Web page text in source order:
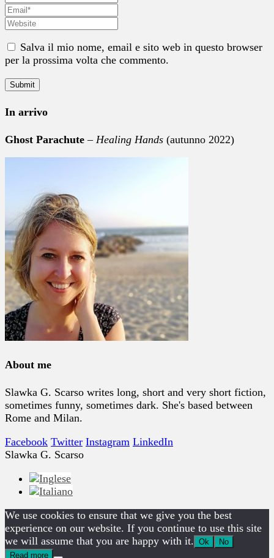
Salva il mio nome, email e sito web in questo browser
per la prossima volta che commento.
In arrivo
Ghost Parachute– Healing Hands (autunno 2022)
About me
Slawka G. Scarso writes long, short and very short fiction,
sometimes funny, sometimes dark. She's based between
Rome and Milan.
Facebook Twitter Instagram LinkedIn
Slawka G. Scarso
We use cookies to ensure that we give you the best
experience on our website. If you continue to use this site
we will assume that you are happy with it. Ok
No
Read more